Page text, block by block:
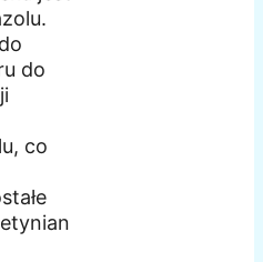
do
co